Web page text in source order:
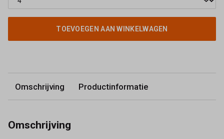
TOEVOEGEN AAN WINKELWAGEN
Omschrijving Productinformatie
Omschrijving